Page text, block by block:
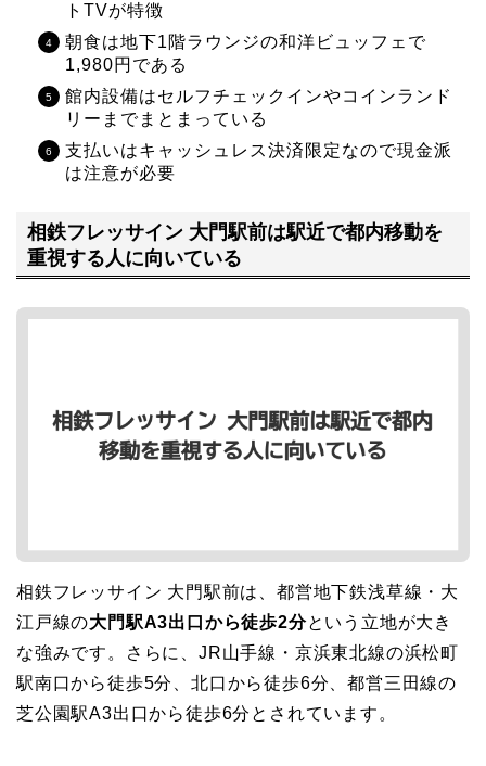
トTVが特徴
朝食は地下1階ラウンジの和洋ビュッフェで
1,980円である
館内設備はセルフチェックインやコインランド
リーまでまとまっている
支払いはキャッシュレス決済限定なので現金派
は注意が必要
相鉄フレッサイン 大門駅前は駅近で都内移動を
重視する人に向いている
相鉄フレッサイン 大門駅前は、都営地下鉄浅草線・大
江戸線の大門駅A3出口から徒歩2分という立地が大き
な強みです。さらに、JR山手線・京浜東北線の浜松町
駅南口から徒歩5分、北口から徒歩6分、都営三田線の
芝公園駅A3出口から徒歩6分とされています。